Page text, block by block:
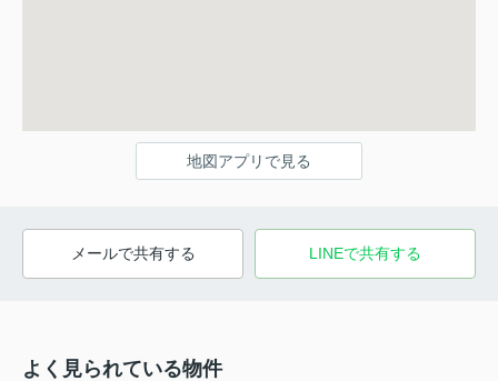
地図アプリで見る
メールで共有する LINEで共有する
よく見られている物件